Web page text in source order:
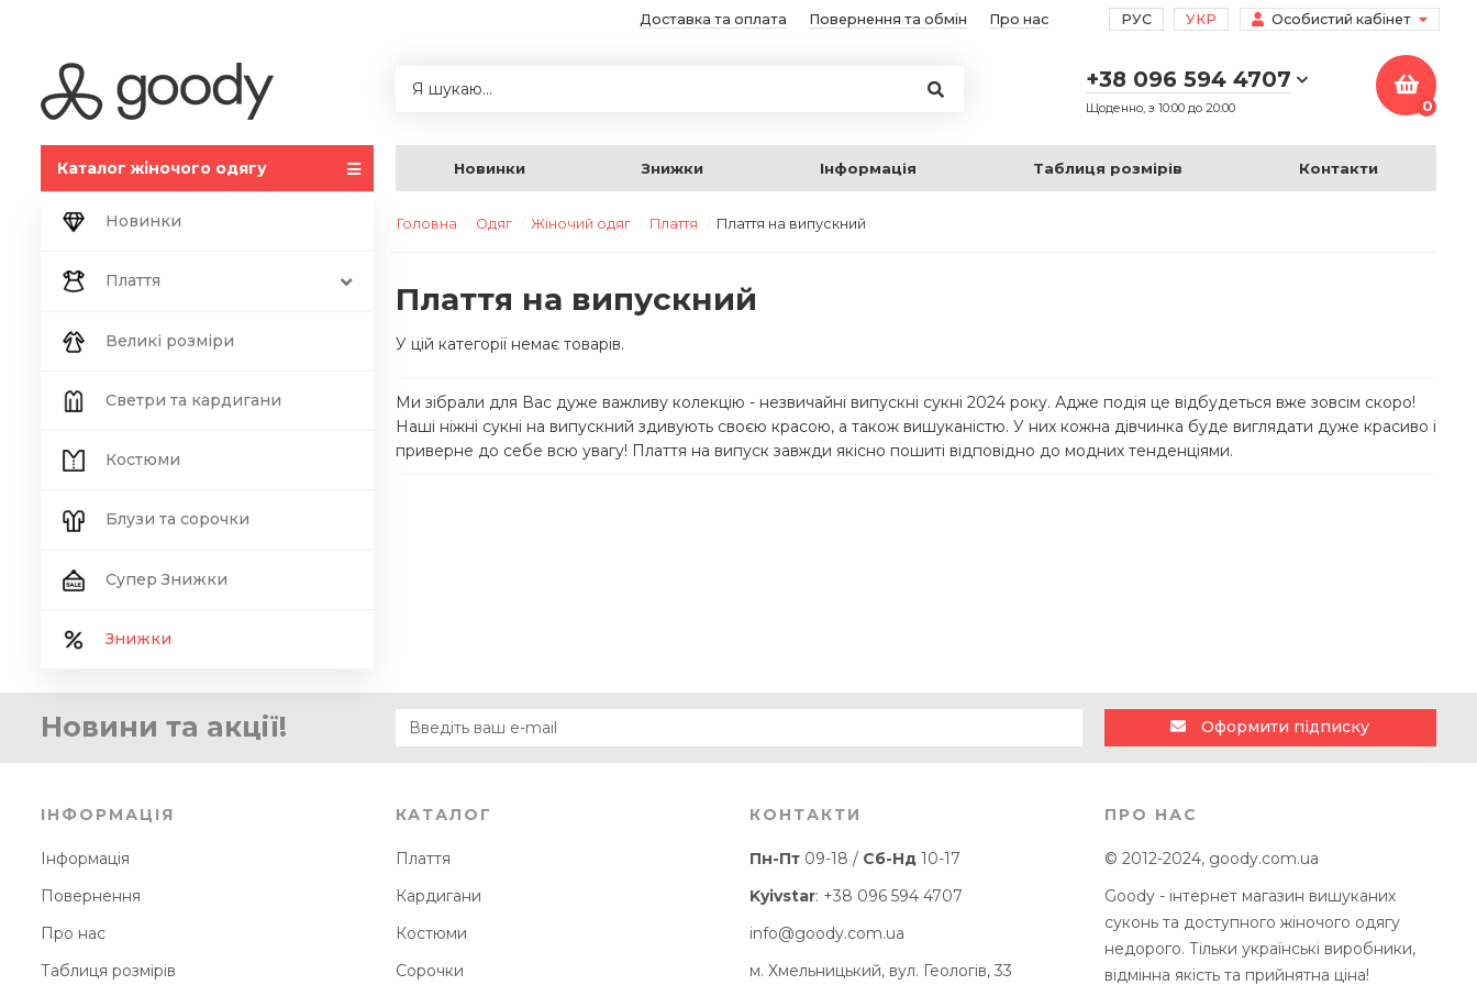
Особистий кабінет
РУС УКР
Доставка та оплата Повернення та обмін Про нас
+38 096 594 4707
Щоденно, з 10:00 до 20:00 0
Новинки Знижки Інформація Таблиця розмірів Контакти
Каталог жіночого одягу
Новинки
Плаття
Великі розміри
Светри та кардигани
Костюми
Блузи та сорочки
Супер Знижки
Знижки
Головна Одяг Жіночий одяг Плаття Плаття на випускний
Плаття на випускний
У цій категорії немає товарів.
Ми зібрали для Вас дуже важливу колекцію - незвичайні випускні сукні 2024 року. Адже подія це відбудеться вже зовсім скоро!
Наші ніжні сукні на випускний здивують своєю красою, а також вишуканістю. У них кожна дівчинка буде виглядати дуже красиво і
приверне до себе всю увагу! Плаття на випуск завжди якісно пошиті відповідно до модних тенденціями.
Новини та акції! Оформити підписку
ІНФОРМАЦІЯ
Інформація
Повернення
Про нас
Таблиця розмірів
КАТАЛОГ
Плаття
Кардигани
Костюми
Сорочки
КОНТАКТИ
Пн-Пт 09-18 / Сб-Нд 10-17
Kyivstar: +38 096 594 4707
info@goody.com.ua
м. Хмельницький, вул. Геологів, 33
ПРО НАС
© 2012-2024, goody.com.ua
Goody - інтернет магазин вишуканих
суконь та доступного жіночого одягу
недорого. Тільки українські виробники,
відмінна якість та прийнятна ціна!